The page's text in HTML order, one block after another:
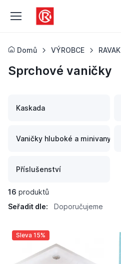
Domů VÝROBCE RAVAK
Sprchové vaničky
Kaskada
Vaničky hluboké a minivany
Příslušenství
16 produktů
Seřadit dle:
Doporučujeme
Sleva 15%